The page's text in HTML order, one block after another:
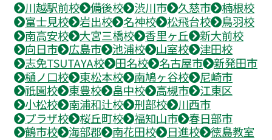
川越駅前校
備後校 渋川市 久慈市
楠根校
富士見校
岩出校 名神校 松飛台校
鳥羽校
南高安校
大宮三橋校 香里ヶ丘
新大前校
向日市
広島市 池浦校 山室校
津田校
志免TSUTAYA校
田名校 名古屋市
新発田市
樋ノ口校
東松本校 南鳩ヶ谷校
尼崎市
祇園校
東豊校 畠中校 高槻市
江東区
小松校
南浦和辻校 刑部校
川西市
プラザ校
桜丘町校 福知山市
春日部市
鶴市校
海部郡 南花田校 日進校
徳島教室